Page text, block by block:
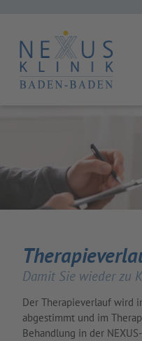
Damit Sie wieder zu
Der Therapieverlauf wird
abgestimmt und im
Behandlung in der